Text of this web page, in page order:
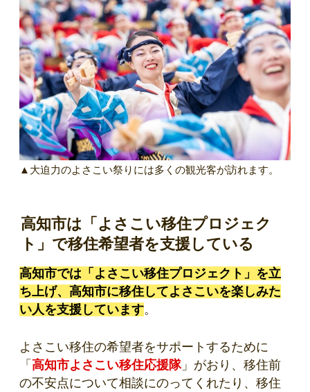
▲大迫力のよさこい祭りには多くの観光客が訪れます。
高知市は「よさこい移住プロジェク
ト」で移住希望者を支援している
高知市では「よさこい移住プロジェクト」を立
ち上げ、高知市に移住してよさこいを楽しみた
い人を支援しています。
よさこい移住の希望者をサポートするために
「 高知市よさこい移住応援隊」がおり、移住前
の不安点について相談にのってくれたり、移住